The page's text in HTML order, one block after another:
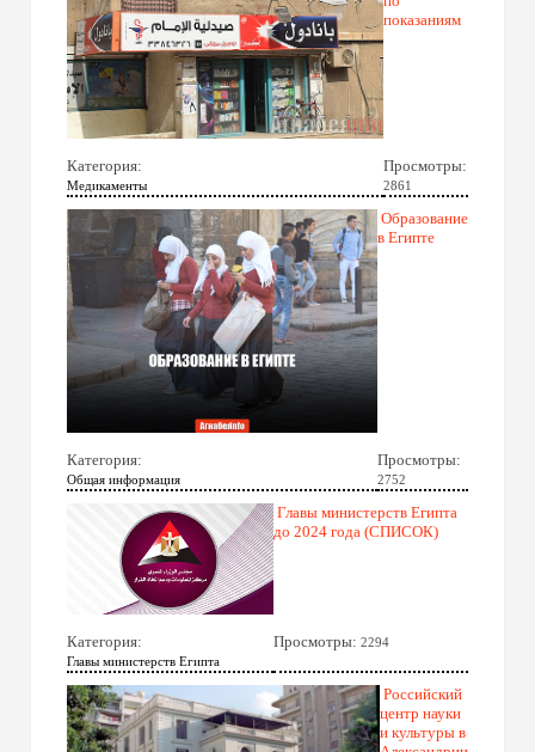
показаниям
Категория:
Медикаменты
Просмотры:
2861
Образование
в Египте
Категория:
Общая информация
Просмотры:
2752
Главы министерств Египта
до 2024 года (СПИСОК)
Категория:
Главы министерств Египта
Просмотры: 2294
Российский
центр науки
и культуры в